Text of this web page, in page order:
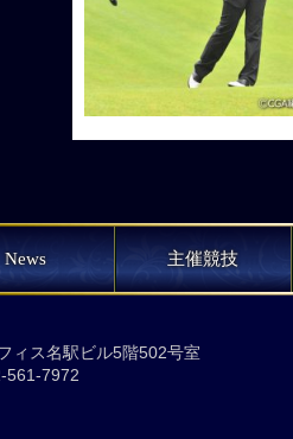
News 主催競技
ィス名駅ビル5階502号室
7972